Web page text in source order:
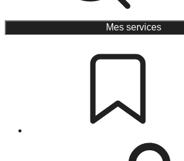
Mes services